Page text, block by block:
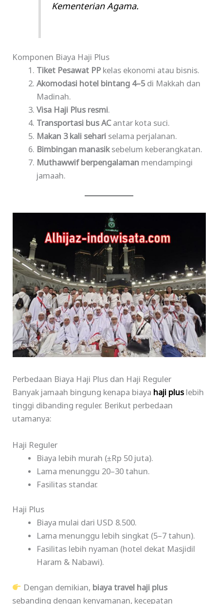
Kementerian Agama.
Komponen Biaya Haji Plus
Tiket Pesawat PPkelas ekonomi atau bisnis.
Akomodasi hotel bintang 4–5di Makkah dan
Madinah.
Visa Haji Plus resmi.
Transportasi bus ACantar kota suci.
Makan 3 kali sehari selama perjalanan.
Bimbingan manasiksebelum keberangkatan.
Muthawwif berpengalaman mendampingi
jamaah.
Perbedaan Biaya Haji Plus dan Haji Reguler
Banyak jamaah bingung kenapa biaya haji pluslebih
tinggi dibanding reguler. Berikut perbedaan
utamanya:
Haji Reguler
Biaya lebih murah (±Rp 50 juta).
Lama menunggu 20–30 tahun.
Fasilitas standar.
Haji Plus
Biaya mulai dari USD 8.500.
Lama menunggu lebih singkat (5–7 tahun).
Fasilitas lebih nyaman (hotel dekat Masjidil
Haram & Nabawi).
Dengan demikian, biaya travel haji plus
sebanding dengan kenyamanan, kecepatan